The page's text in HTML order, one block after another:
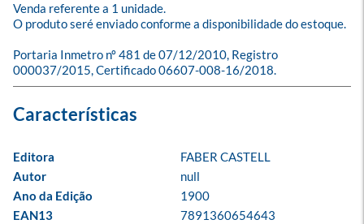
Venda referente a 1 unidade.
O produto seré enviado conforme a disponibilidade do estoque.
Portaria Inmetro nº 481 de 07/12/2010, Registro
000037/2015, Certificado 06607-008-16/2018.
Editora
FABER CASTELL
Autor
null
Ano da Edição
1900
EAN13
7891360654643